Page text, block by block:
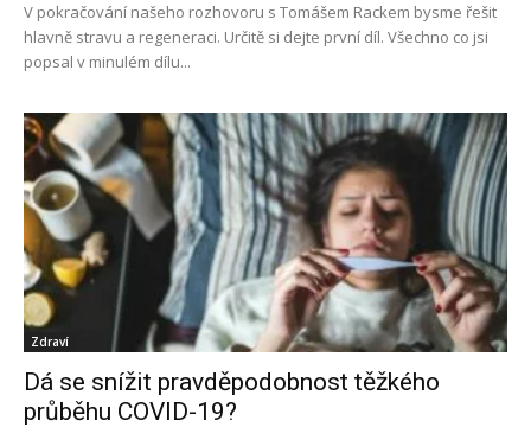
V pokračování našeho rozhovoru s Tomášem Rackem bysme řešit
hlavně stravu a regeneraci. Určitě si dejte první díl. Všechno co jsi
popsal v minulém dílu...
Zdraví
Dá se snížit pravděpodobnost těžkého
průběhu COVID-19?